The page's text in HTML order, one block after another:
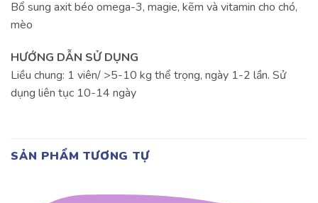
Bổ sung axit béo omega-3, magie, kẽm và vitamin cho chó,
mèo
HƯỚNG DẪN SỬ DỤNG
Liều chung: 1 viên/ >5-10 kg thể trọng, ngày 1-2 lần. Sử
dụng liên tục 10-14 ngày
SẢN PHẨM TƯƠNG TỰ